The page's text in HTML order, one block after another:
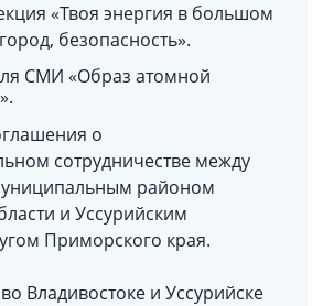
«Твоя энергия в большом
безопасность».
СМИ «Образ атомной
о
сотрудничестве между
районом
и Уссурийским
Приморского края.
Владивостоке и Уссурийске